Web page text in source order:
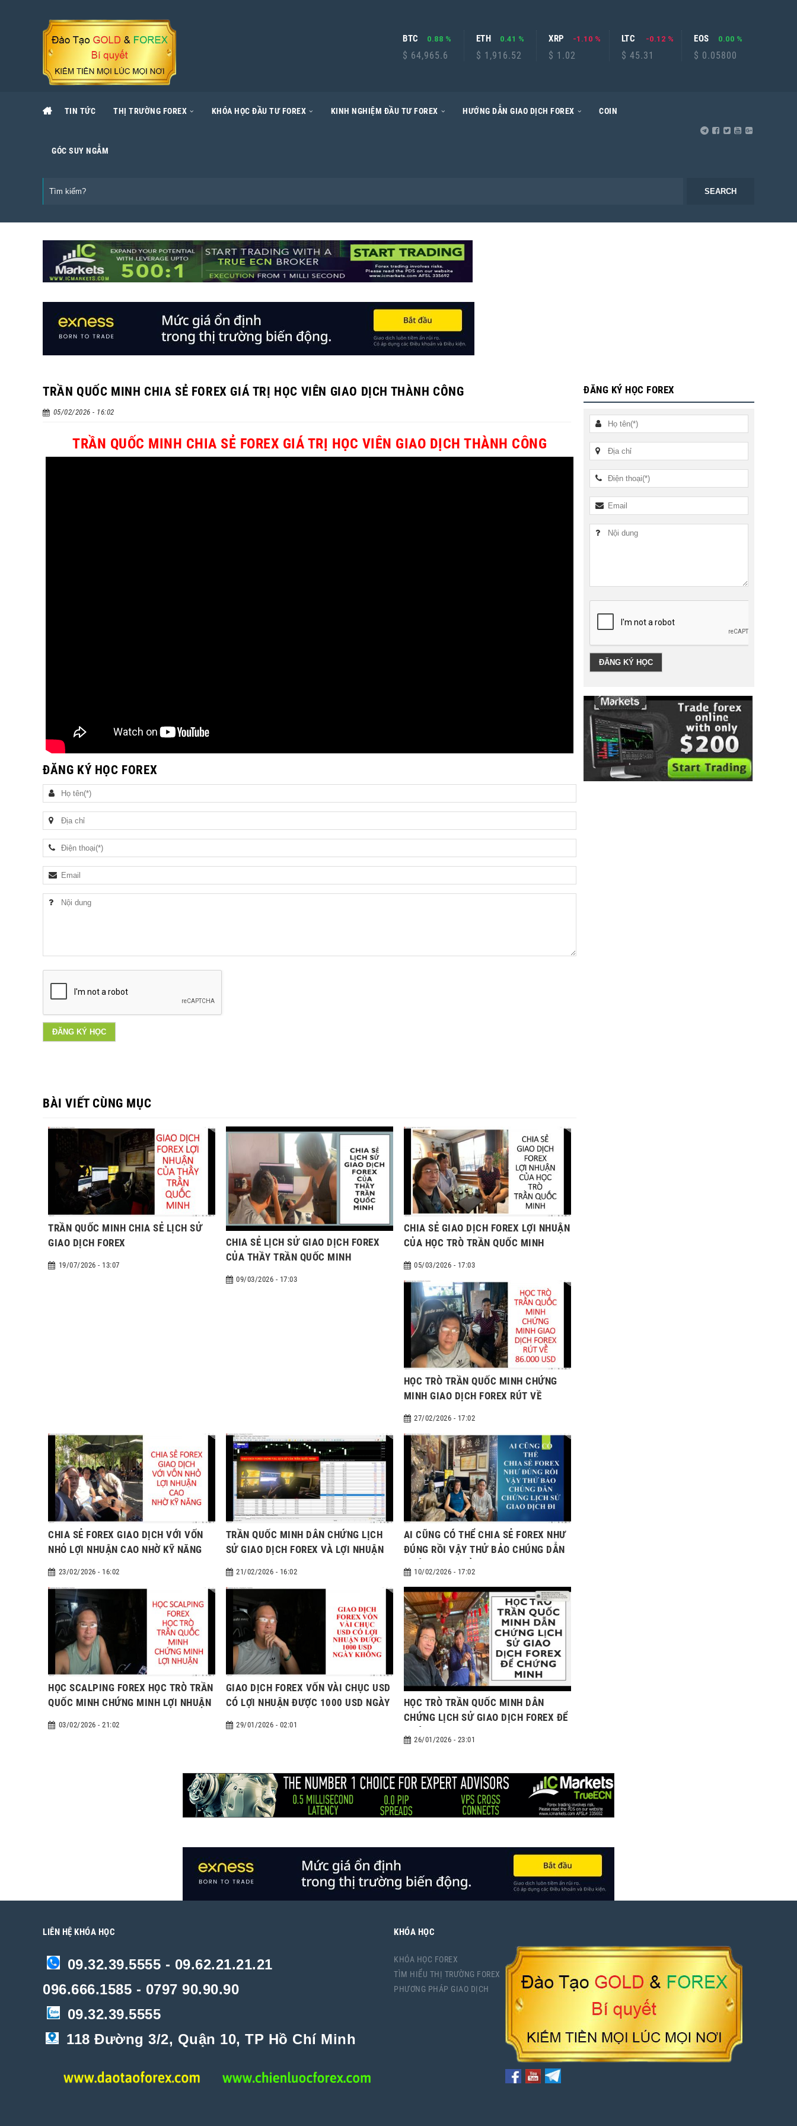
BTC
$ 64,965.6
0.88 %
ETH
$ 1,916.52
0.41 %
XRP
$ 1.02
-1.10 %
LTC
$ 45.31
-0.12 %
EOS
$ 0.05800
0.00 %
TIN TỨC THỊ TRƯỜNG FOREX KHÓA HỌC ĐẦU TƯ FOREX KINH NGHIỆM ĐẦU TƯ FOREX HƯỚNG DẪN GIAO DỊCH FOREX COIN
GÓC SUY NGẪM
SEARCH
TRẦN QUỐC MINH CHIA SẺ FOREX GIÁ TRỊ HỌC VIÊN GIAO DỊCH THÀNH CÔNG
05/02/2026 - 16:02
TRẦN QUỐC MINH CHIA SẺ FOREX GIÁ TRỊ HỌC VIÊN GIAO DỊCH THÀNH CÔNG
ĐĂNG KÝ HỌC FOREX
BÀI VIẾT CÙNG MỤC
TRẦN QUỐC MINH CHIA SẺ LỊCH SỬ
GIAO DỊCH FOREX
19/07/2026 - 13:07
CHIA SẺ LỊCH SỬ GIAO DỊCH FOREX
CỦA THẦY TRẦN QUỐC MINH
09/03/2026 - 17:03
CHIA SẺ GIAO DỊCH FOREX LỢI NHUẬN
CỦA HỌC TRÒ TRẦN QUỐC MINH
05/03/2026 - 17:03
HỌC TRÒ TRẦN QUỐC MINH CHỨNG
MINH GIAO DỊCH FOREX RÚT VỀ
27/02/2026 - 17:02
CHIA SẺ FOREX GIAO DỊCH VỚI VỐN
NHỎ LỢI NHUẬN CAO NHỜ KỸ NĂNG
23/02/2026 - 16:02
TRẦN QUỐC MINH DẪN CHỨNG LỊCH
SỬ GIAO DỊCH FOREX VÀ LỢI NHUẬN
21/02/2026 - 16:02
AI CŨNG CÓ THỂ CHIA SẺ FOREX NHƯ
ĐÚNG RỒI VẬY THỬ BẢO CHÚNG DẪN
10/02/2026 - 17:02
HỌC SCALPING FOREX HỌC TRÒ TRẦN
QUỐC MINH CHỨNG MINH LỢI NHUẬN
03/02/2026 - 21:02
GIAO DỊCH FOREX VỐN VÀI CHỤC USD
CÓ LỢI NHUẬN ĐƯỢC 1000 USD NGÀY
29/01/2026 - 02:01
HỌC TRÒ TRẦN QUỐC MINH DẪN
CHỨNG LỊCH SỬ GIAO DỊCH FOREX ĐỂ
26/01/2026 - 23:01
ĐĂNG KÝ HỌC FOREX
LIÊN HỆ KHÓA HỌC
09.32.39.5555 - 09.62.21.21.21
096.666.1585 - 0797 90.90.90
09.32.39.5555
118 Đường 3/2, Quận 10, TP Hồ Chí Minh
KHÓA HỌC
KHÓA HỌC FOREX
TÌM HIỂU THỊ TRƯỜNG FOREX
PHƯƠNG PHÁP GIAO DỊCH